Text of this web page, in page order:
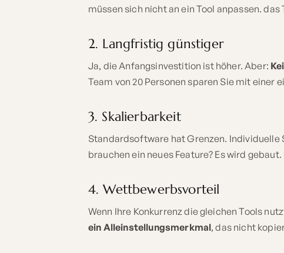
müssen sich nicht an ein Tool anpassen. das
2. Langfristig günstiger
Ja, die Anfangsinvestition ist höher. Aber:
Team von 20 Personen sparen Sie mit einer
3. Skalierbarkeit
Standardsoftware hat Grenzen.
brauchen ein neues Feature? Es wird
4. Wettbewerbsvorteil
Wenn Ihre Konkurrenz die gleichen Tools
ein Alleinstellungsmerkmal, das nicht